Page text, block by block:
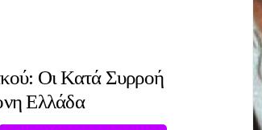
Οι Κατά Συρροή
Ελλάδα